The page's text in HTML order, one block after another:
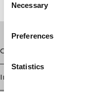
Selection
Necessary
Preferences
Statistics
Geschäft
Information